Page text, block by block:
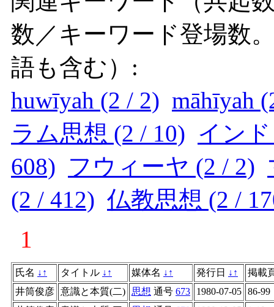
数／キーワード登場数
語も含む）:
huwīyah (2 / 2) māhīyah
ラム思想 (2 / 10) イン
608) フウィーヤ (2 / 2)
(2 / 412) 仏教思想 (2 /
1
氏名 ↓ ↑ タイトル ↓ ↑ 媒体名 ↓ ↑ 発行日 ↓ ↑
掲載
井筒俊彦 意識と本質(二) 思想 通号 673 1980-07-05 86-99